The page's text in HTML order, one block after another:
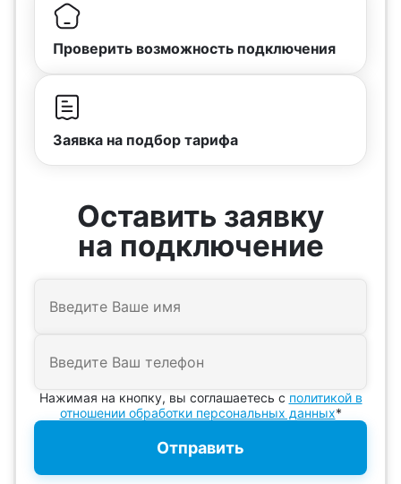
Проверить возможность подключения
Заявка на подбор тарифа
Оставить заявку
на подключение
Нажимая на кнопку, вы соглашаетесь с политикой в
отношении обработки персональных данных*